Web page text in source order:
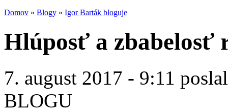
Domov » Blogy » Igor Barták bloguje
Hlúposť a zbabelosť
7. august 2017 - 9:11
BLOGU